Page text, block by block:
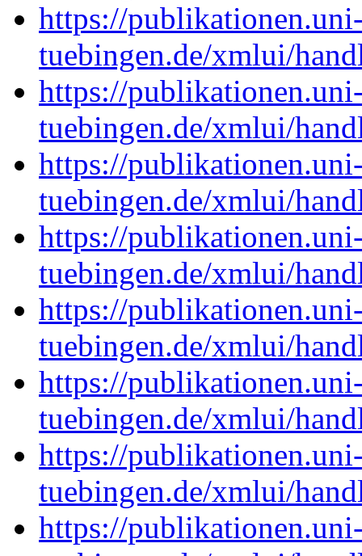
https://
tuebingen.de/xmlui/
https://
tuebingen.de/xmlui/
https://
tuebingen.de/xmlui/
https://
tuebingen.de/xmlui/
https://
tuebingen.de/xmlui/
https://
tuebingen.de/xmlui/
https://
tuebingen.de/xmlui/
https://